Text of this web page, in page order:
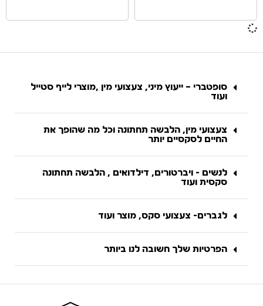
סופטברי – ייעוץ מיני, צעצועי מין ,מוצרי לייף סטייל
ועוד
צעצועי מין, הלבשה תחתונה וכל מה שהופך את
החיים לסקסיים יותר
לנשים - ויברטורים, דילדואים , הלבשה תחתונה
סקסית ועוד
לגברים- צעצועי סקס, מוצר ועוד
הפרטיות שלך חשובה לנו ביותר